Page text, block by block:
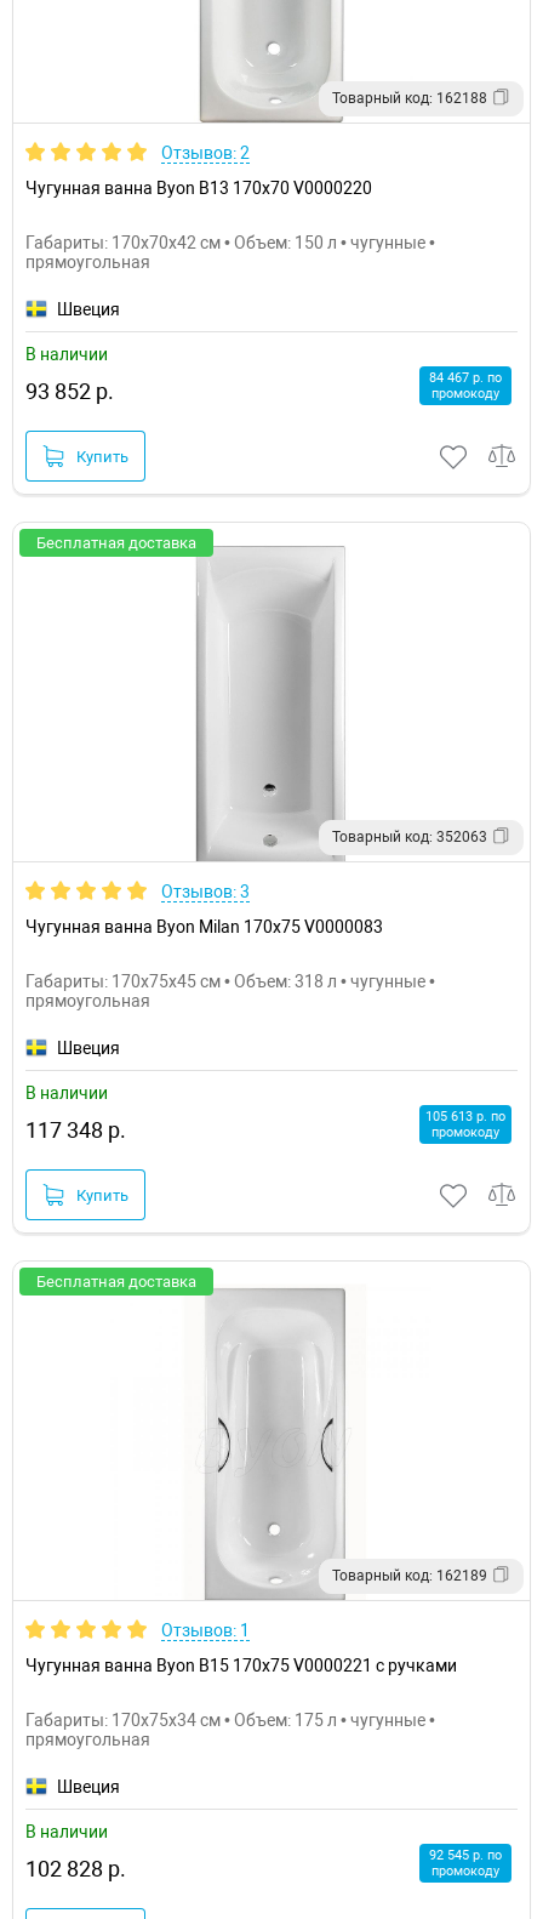
Товарный код: 162188
Отзывов: 2
Чугунная ванна Byon B13 170x70 V0000220
Габариты: 170x70x42 см • Объем: 150 л • чугунные •
прямоугольная
Швеция
В наличии
93 852 р.
84 467 р. по
промокоду
Купить
Бесплатная доставка
Товарный код: 352063
Отзывов: 3
Чугунная ванна Byon Milan 170x75 V0000083
Габариты: 170x75x45 см • Объем: 318 л • чугунные •
прямоугольная
Швеция
В наличии
117 348 р.
105 613 р. по
промокоду
Купить
Бесплатная доставка
Товарный код: 162189
Отзывов: 1
Чугунная ванна Byon B15 170x75 V0000221 с ручками
Габариты: 170x75x34 см • Объем: 175 л • чугунные •
прямоугольная
Швеция
В наличии
102 828 р.
92 545 р. по
промокоду